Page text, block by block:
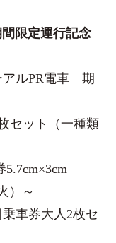
限定運行記念
アルPR電車 期
セット（一種類
5.7cm×3cm
）～
車券大人2枚セ